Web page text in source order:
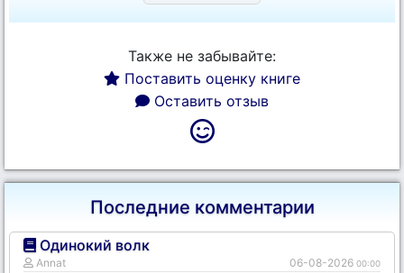
Также не забывайте:
Поставить оценку книге
Оставить отзыв
Последние комментарии
Одинокий волк
Annat 06-08-2026 00:00